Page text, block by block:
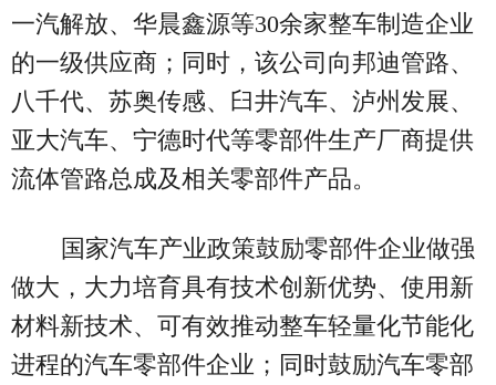
一汽解放、华晨鑫源等30余家整车制造企业
的一级供应商；同时，该公司向邦迪管路、
八千代、苏奥传感、臼井汽车、泸州发展、
亚大汽车、宁德时代等零部件生产厂商提供
流体管路总成及相关零部件产品。
国家汽车产业政策鼓励零部件企业做强
做大，大力培育具有技术创新优势、使用新
材料新技术、可有效推动整车轻量化节能化
进程的汽车零部件企业；同时鼓励汽车零部